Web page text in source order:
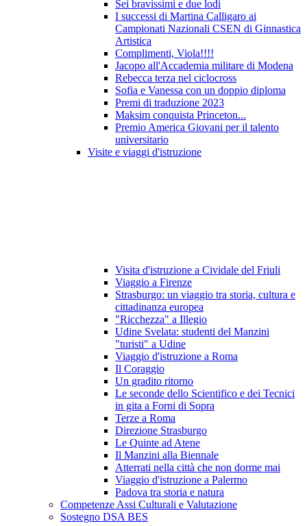
Sei bravissimi e due lodi
I successi di Martina Calligaro ai
Campionati Nazionali CSEN di Ginnastica
Artistica
Complimenti, Viola!!!!
Jacopo all'Accademia militare di Modena
Rebecca terza nel ciclocross
Sofia e Vanessa con un doppio diploma
Premi di traduzione 2023
Maksim conquista Princeton...
Premio America Giovani per il talento
universitario
Visite e viaggi d'istruzione
Visita d'istruzione a Cividale del Friuli
Viaggio a Firenze
Strasburgo: un viaggio tra storia, cultura e
cittadinanza europea
"Ricchezza" a Illegio
Udine Svelata: studenti del Manzini
"turisti" a Udine
Viaggio d'istruzione a Roma
Il Coraggio
Un gradito ritorno
Le seconde dello Scientifico e dei Tecnici
in gita a Forni di Sopra
Terze a Roma
Direzione Strasburgo
Le Quinte ad Atene
Il Manzini alla Biennale
Atterrati nella città che non dorme mai
Viaggio d'istruzione a Palermo
Padova tra storia e natura
Competenze Assi Culturali e Valutazione
Sostegno DSA BES